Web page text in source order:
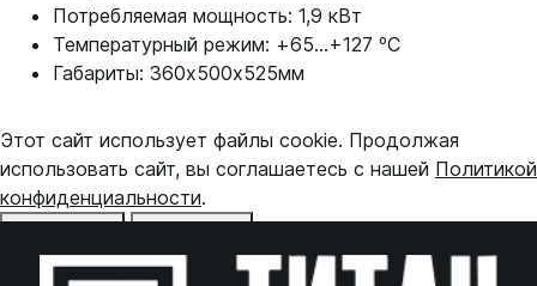
Потребляемая мощность: 1,9 кВт
Температурный режим: +65...+127 ºС
Габариты: 360х500x525мм
Этот сайт использует файлы cookie. Продолжая
использовать сайт, вы соглашаетесь с нашей Политикой
конфиденциальности.